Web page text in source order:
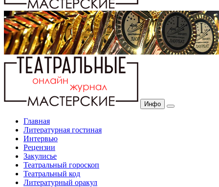
Инфо
Главная
Литературная гостиная
Интервью
Рецензии
Закулисье
Театральный гороскоп
Театральный код
Литературный оракул